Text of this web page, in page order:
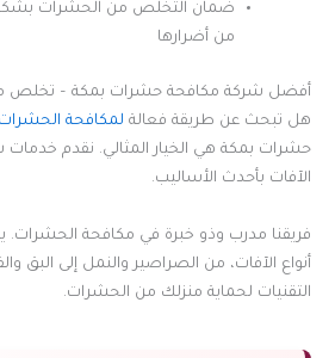
ضمان التخلص من الحشرات بشكل
من أضرارها
أفضل شركة مكافحة حشرات بمكة – تخلص من
هل تبحث عن طريقة فعالة لمكافحة الحشرات
حشرات بمكة هي الخيار المثالي. نقدم
الآفات بأحدث الأساليب.
فريقنا مدرب وذو خبرة في مكافحة
أنواع الآفات، من الصراصير والنمل إلى البق
التقنيات لحماية منزلك من الحشرات.